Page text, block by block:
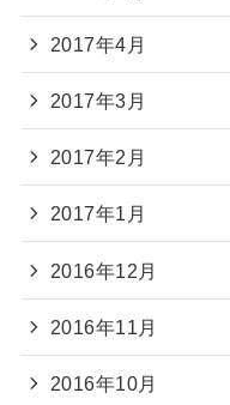
2017年4月
2017年3月
2017年2月
2017年1月
2016年12月
2016年11月
2016年10月